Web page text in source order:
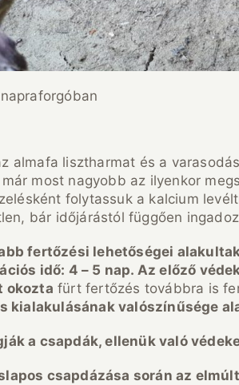
almafa lisztharmat és a
most nagyobb az ilyenkor
folytassuk a kalcium
bár időjárástól függően
fertőzési lehetőségei
idő: 4 – 5 nap. Az előző
okozta fürt fertőzés továbbra is
kialakulásának valószínűsége
a csapdák, ellenük való
csapdázása során az